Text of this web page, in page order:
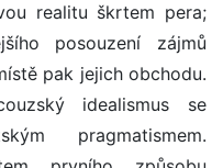
realitu škrtem pera;
posouzení zájmů
pak jejich obchodu.
idealismus se
pragmatismem.